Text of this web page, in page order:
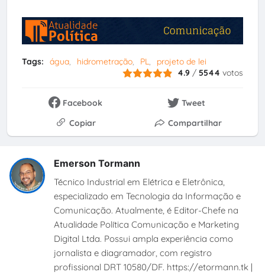
Tags: água hidrometração PL
projeto de lei
4.9 /5544 votos
Facebook
Tweet
Copiar
Compartilhar
Emerson Tormann
Técnico Industrial em Elétrica e Eletrônica,
especializado em Tecnologia da Informação e
Comunicação. Atualmente, é Editor-Chefe na
Atualidade Política Comunicação e Marketing
Digital Ltda. Possui ampla experiência como
jornalista e diagramador, com registro
profissional DRT 10580/DF. https://etormann.tk |